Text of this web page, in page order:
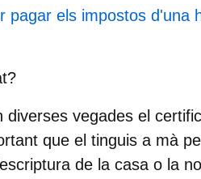
pagar els impostos d'una
vegades el
que el tinguis a mà
de la casa o la